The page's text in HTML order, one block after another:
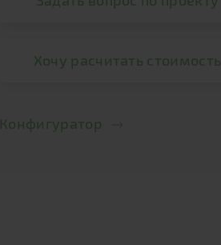
Хочу расчитать стоимость
Конфигуратор